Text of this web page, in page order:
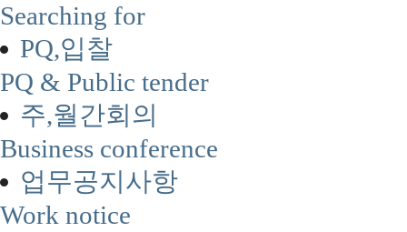
Searching for
PQ,입찰
PQ & Public tender
주,월간회의
Business conference
업무공지사항
Work notice